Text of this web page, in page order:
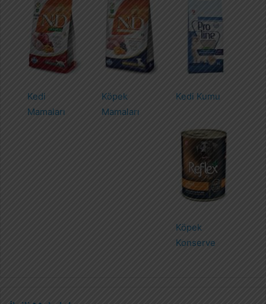
Kedi
Mamaları
Köpek
Mamaları
Kedi Kumu
Köpek
Konserve